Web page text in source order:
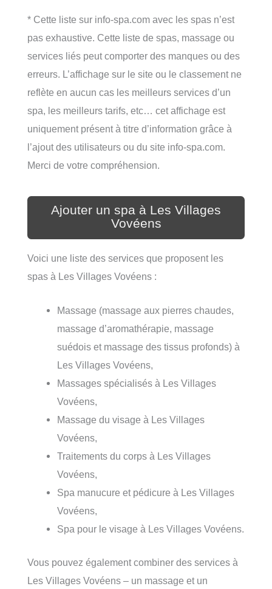
* Cette liste sur info-spa.com avec les spas n’est
pas exhaustive. Cette liste de spas, massage ou
services liés peut comporter des manques ou des
erreurs. L’affichage sur le site ou le classement ne
reflète en aucun cas les meilleurs services d’un
spa, les meilleurs tarifs, etc… cet affichage est
uniquement présent à titre d’information grâce à
l’ajout des utilisateurs ou du site info-spa.com.
Merci de votre compréhension.
Ajouter un spa à Les Villages
Vovéens
Voici une liste des services que proposent les
spas à Les Villages Vovéens :
Massage (massage aux pierres chaudes,
massage d’aromathérapie, massage
suédois et massage des tissus profonds) à
Les Villages Vovéens,
Massages spécialisés à Les Villages
Vovéens,
Massage du visage à Les Villages
Vovéens,
Traitements du corps à Les Villages
Vovéens,
Spa manucure et pédicure à Les Villages
Vovéens,
Spa pour le visage à Les Villages Vovéens.
Vous pouvez également combiner des services à
Les Villages Vovéens – un massage et un